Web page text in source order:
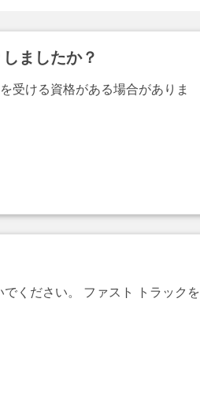
ましたか？
受ける資格がある場合がありま
ください。 ファスト トラックを